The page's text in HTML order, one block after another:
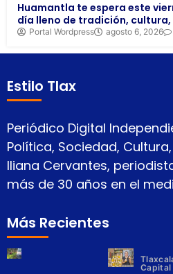
Huamantla te espera este
día lleno de tradición,
Portal Wordpress agosto 6, 2026
Estilo Tlax
Periódico Digital
Política, Sociedad,
Iliana Cervantes,
más de 30 años en el
Más Recientes
Capital